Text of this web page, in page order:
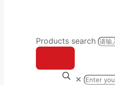
Products search
✕